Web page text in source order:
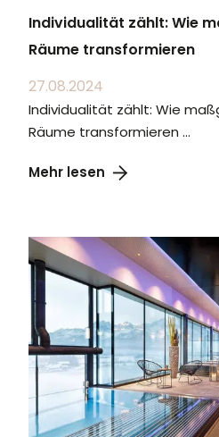
Individualität zählt: Wie
Räume transformieren
27.08.2024
Individualität zählt: Wie
Räume transformieren ...